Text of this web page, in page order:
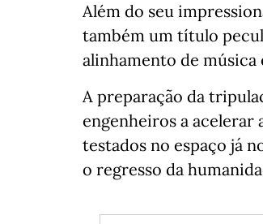
Além do seu
também um título
alinhamento de
A preparação da
engenheiros a acelerar
testados no espaço já
o regresso da